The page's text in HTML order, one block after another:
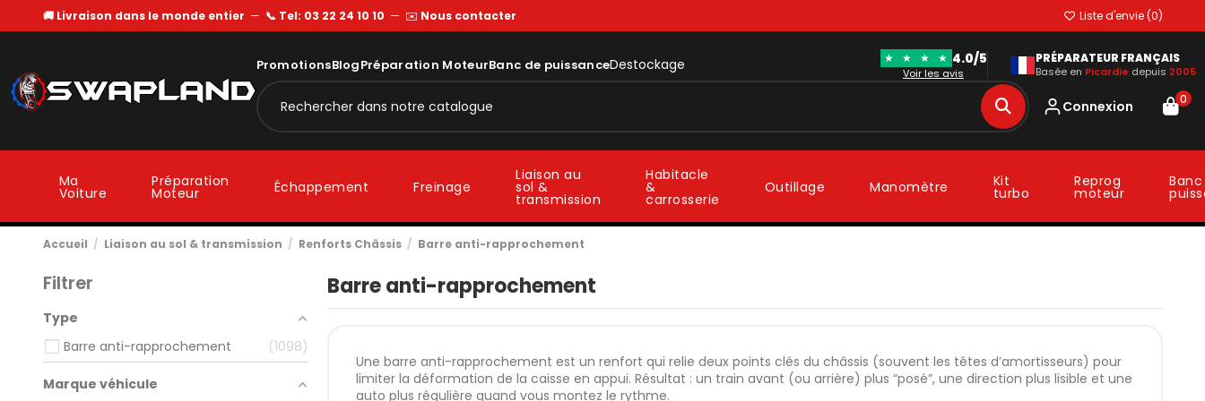
🚚 Livraison dans le monde entier — 📞 Tel: 03 22 24 10 10 — ✉️ Nous contacter Liste d'envie (0)
PromotionsBlogPréparation MoteurBanc de puissanceDestockage ★ ★ ★ ★ 4.0/5
Voir les avis
PRÉPARATEUR FRANÇAIS
Basée en Picardie depuis 2005
Connexion 0
Ma
Voiture
Préparation
Moteur Échappement Freinage
Liaison au
sol &
transmission
Habitacle
&
carrosserie
Outillage Manomètre Kit
turbo
Reprog
moteur
Accueil Liaison au sol & transmission Renforts Châssis Barre anti-rapprochement
Barre anti-rapprochement
Une barre anti-rapprochement est un renfort qui relie deux points clés du châssis (souvent les têtes d’amortisseurs) pour
limiter la déformation de la caisse en appui. Résultat : un train avant (ou arrière) plus “posé”, une direction plus lisible et une
auto plus régulière quand vous montez le rythme.
Filtrer
Type
Barre anti-rapprochement
1098
Marque véhicule